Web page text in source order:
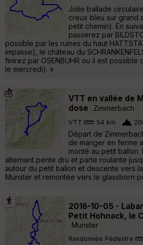
Jolie ballade
creux bleu sur grand
petit chemin). En
passerez par
possible par les ruines du haut
impasse), le château du
finirez par OSENBUHR ou il est possible
le mercredi). »
VTT en vallée de
dose
Zimmerbach
VTT 54 km
Départ de
de manger en ferme
monté au petit ballon.
alternant pente dru et parte roulante
autour du petit ballon et descente vers
Munster et remontée vers le glassborn
2016-10-05 -
Petit Hohnack, le
Munster
Randonnée Pédestre